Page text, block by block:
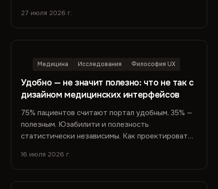
27 июля 2026 г.
Медицина Исследования Философия UX
Удобно — не значит полезно: что не так с
дизайном медицинских интерфейсов
75% пациентов считают портал удобным, 35% —
полезным. Юзабилити и полезность
статистически независимы. Как проектировать
удобства не отражают показатели пользы.
16 июля 2026 г.